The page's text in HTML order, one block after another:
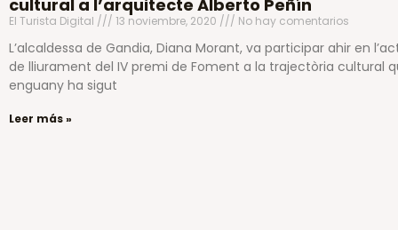
cultural a l’arquitecte Alberto Peñín
El Turista Digital 13 noviembre, 2020 No hay comentarios
L’alcaldessa de Gandia, Diana Morant, va participar ahir en
de lliurament del IV premi de Foment a la trajectòria cultural
enguany ha sigut
Leer más »